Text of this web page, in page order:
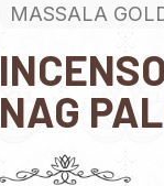
MASSALA
NAG